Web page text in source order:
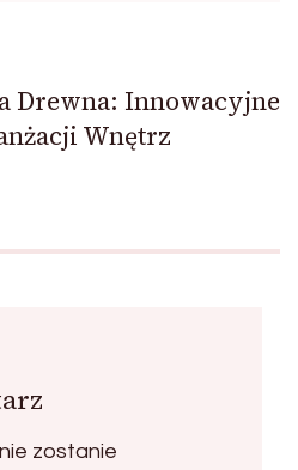
Drewna: Innowacyjne
Wnętrz
zostanie